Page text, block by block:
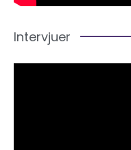
Intervjuer